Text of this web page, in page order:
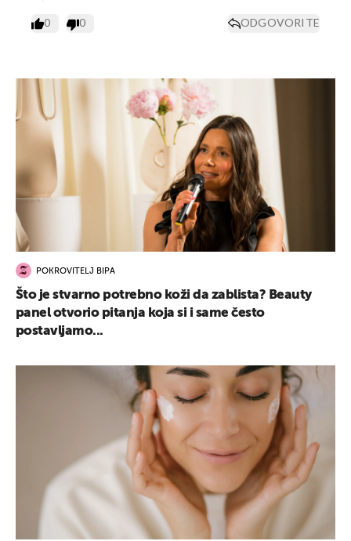
0 0 ODGOVORITE
POKROVITELJ BIPA
Što je stvarno potrebno koži da zablista? Beauty
panel otvorio pitanja koja si i same često
postavljamo...